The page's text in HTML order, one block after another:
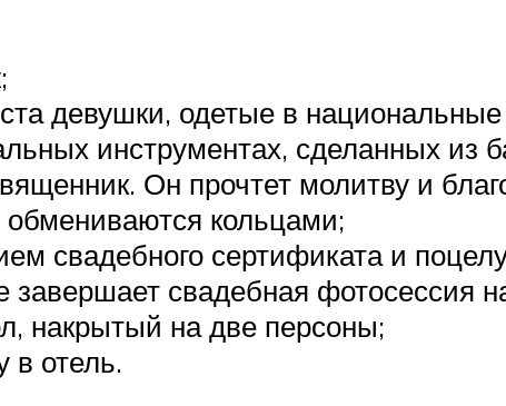
девушки, одетые в
инструментах, сделанных из
Он прочтет молитву и
обмениваются кольцами;
свадебного сертификата и
свадебная фотосессия
накрытый на две персоны;
в отель.